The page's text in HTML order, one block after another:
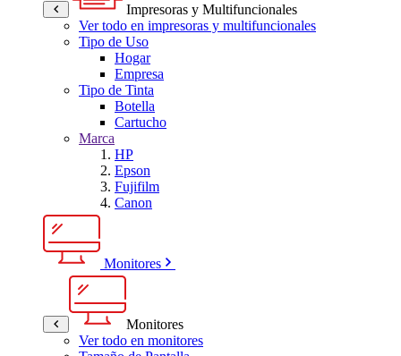
Impresoras y Multifuncionales
Ver todo en impresoras y multifuncionales
Tipo de Uso
Hogar
Empresa
Tipo de Tinta
Botella
Cartucho
Marca
HP
Epson
Fujifilm
Canon
Monitores
Monitores
Ver todo en monitores